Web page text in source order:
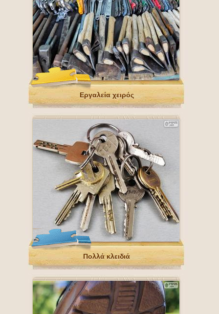
Εργαλεία χειρός
Πολλά κλειδιά